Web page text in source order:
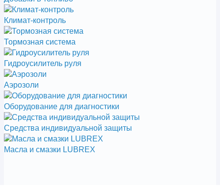
Климат-контроль
Тормозная система
Гидроусилитель руля
Аэрозоли
Оборудование для диагностики
Средства индивидуальной защиты
Масла и смазки LUBREX